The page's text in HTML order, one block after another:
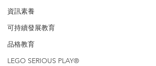
資訊素養
可持續發展教育
品格教育
LEGO SERIOUS PLAY®